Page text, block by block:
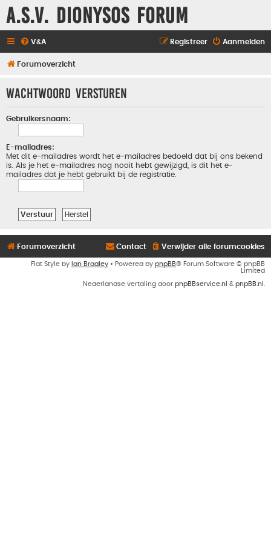
A.S.V. Dionysos Forum
V&A Aanmelden
Registreer
Forumoverzicht
Wachtwoord versturen
Gebruikersnaam:
E-mailadres:
Met dit e-mailadres wordt het e-mailadres bedoeld dat bij ons bekend
is. Als je het e-mailadres nog nooit hebt gewijzigd, is dit het e-
mailadres dat je hebt gebruikt bij de registratie.
Forumoverzicht Verwijder alle forumcookies
Contact
Flat Style by Ian Bradley • Powered by phpBB® Forum Software © phpBB
Limited
Nederlandse vertaling door phpBBservice.nl & phpBB.nl .